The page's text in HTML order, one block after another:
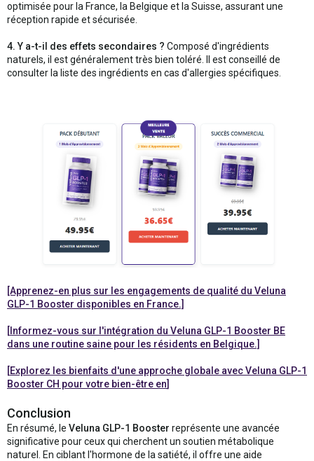
optimisée pour la France, la Belgique et la Suisse, assurant une
réception rapide et sécurisée.
4. Y a-t-il des effets secondaires ? Composé d'ingrédients
naturels, il est généralement très bien toléré. Il est conseillé de
consulter la liste des ingrédients en cas d'allergies spécifiques.
[Apprenez-en plus sur les engagements de qualité du Veluna
GLP-1 Booster disponibles en France.]
[ Informez-vous sur l'intégration du Veluna GLP-1 Booster BE
dans une routine saine pour les résidents en Belgique.]
[Explorez les bienfaits d'une approche globale avecVeluna GLP-1
Booster CH pour votre bien-être en]
Conclusion
En résumé, le Veluna GLP-1 Booster représente une avancée
significative pour ceux qui cherchent un soutien métabolique
naturel. En ciblant l'hormone de la satiété, il offre une aide